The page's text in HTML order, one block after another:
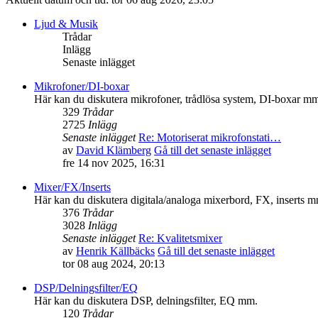
Ljud & Musik
Trådar
Inlägg
Senaste inlägget
Mikrofoner/DI-boxar
Här kan du diskutera mikrofoner, trådlösa system, DI-boxar
329 Trådar
2725 Inlägg
Senaste inlägget Re: Motoriserat mikrofonstati…
av David Klämberg Gå till det senaste inlägget
fre 14 nov 2025, 16:31
Mixer/FX/Inserts
Här kan du diskutera digitala/analoga mixerbord, FX, inserts
376 Trådar
3028 Inlägg
Senaste inlägget Re: Kvalitetsmixer
av Henrik Källbäcks Gå till det senaste inlägget
tor 08 aug 2024, 20:13
DSP/Delningsfilter/EQ
Här kan du diskutera DSP, delningsfilter, EQ mm.
120 Trådar